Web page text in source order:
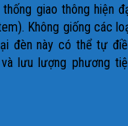
giao thông hiện
Không giống các
đèn này có thể tự
lưu lượng phương